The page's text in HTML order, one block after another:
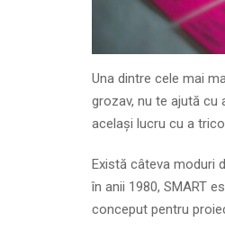
Una dintre cele mai
grozav, nu te ajută cu
același lucru cu a
Există câteva moduri
în anii 1980, SMART
conceput pentru